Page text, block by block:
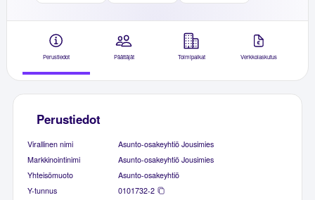
Perustiedot Päättäjät Toimipaikat Verkkolaskutus
Perustiedot
Virallinen nimi
Asunto-osakeyhtiö Jousimies
Markkinointinimi
Asunto-osakeyhtiö Jousimies
Yhteisömuoto
Asunto-osakeyhtiö
Y-tunnus
0101732-2